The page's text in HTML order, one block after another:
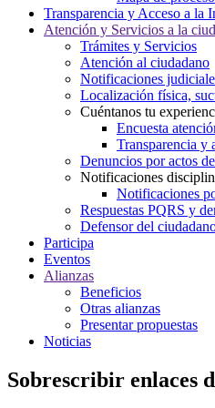
Transparencia y Acceso a la
Atención y Servicios a la
Trámites y Servicios
Atención al ciudadano
Notificaciones
Localización física,
Cuéntanos tu
Encuesta
Transparencia y
Denuncios por actos
Notificaciones
Notificaciones
Respuestas PQRS y
Defensor del
Participa
Eventos
Alianzas
Beneficios
Otras alianzas
Presentar propuestas
Noticias
Sobrescribir enlaces